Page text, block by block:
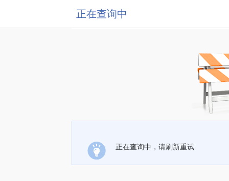
正在查询中
正在查询中，请刷新重试